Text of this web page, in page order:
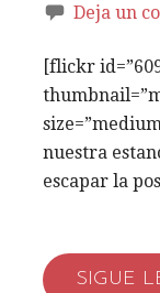
Deja un
[flickr
nuestra
escapar la
SIGUE